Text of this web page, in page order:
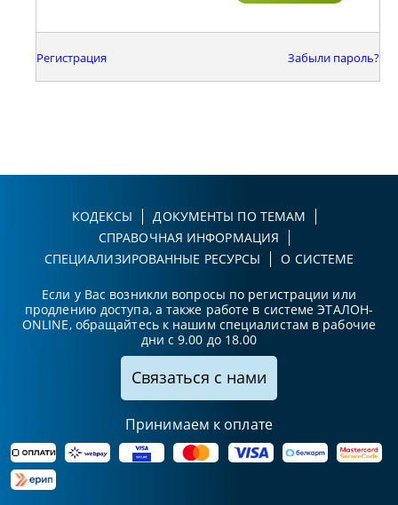
Регистрация Забыли пароль?
КОДЕКСЫ
ДОКУМЕНТЫ ПО ТЕМАМ
СПРАВОЧНАЯ ИНФОРМАЦИЯ
СПЕЦИАЛИЗИРОВАННЫЕ РЕСУРСЫ
О СИСТЕМЕ
Если у Вас возникли вопросы по регистрации или
продлению доступа, а также работе в системе ЭТАЛОН-
ONLINE, обращайтесь к нашим специалистам в рабочие
дни с 9.00 до 18.00
Связаться с нами
Принимаем к оплате